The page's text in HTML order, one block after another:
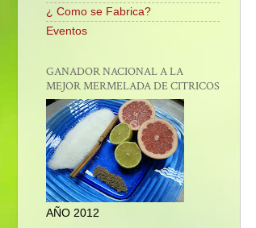
¿ Como se Fabrica?
Eventos
GANADOR NACIONAL A LA
MEJOR MERMELADA DE CITRICOS
AÑO 2012